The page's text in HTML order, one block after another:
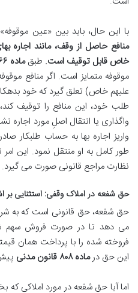
با این حال، باید بین «عین
منافع حاصل از وقف، مانند اجاره
خاص قابل توقیف است. طبقماده ۴۶۶ قانون مدنی
موقوفه متمایز است. اگر منافع
علیهم خاص) تعلق گیرد که خود
طلب خود، این منافع را توقیف
واگذاری یا انتقال اصلِ مورد اجاره
واریز اجاره بها به حساب طلبکار
طور کامل به او منتقل نمود. این
نظارت مراجع قانونی صورت می گیرد.
حق شفعه در املاک وقفی: استثنایی بر
حق شفعه، حق قانونی است که به
می دهد تا در صورت فروش سهم
فروخته شده را با پرداخت همان
این حق درماده ۸۰۸ قانون مدنی
اما آیا حق شفعه در مورد املاکی